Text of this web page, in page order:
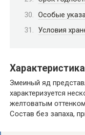
Особые
Условия
Змеиный яд
характеризуется
желтоватым
Состав без запаха,